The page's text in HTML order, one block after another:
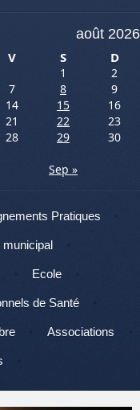
août 2026
V S D
1
2
7 8
9
14 15
16
21 22
23
28 29
30
Sep »
Pratiques
municipal
Ecole
de Santé
Associations